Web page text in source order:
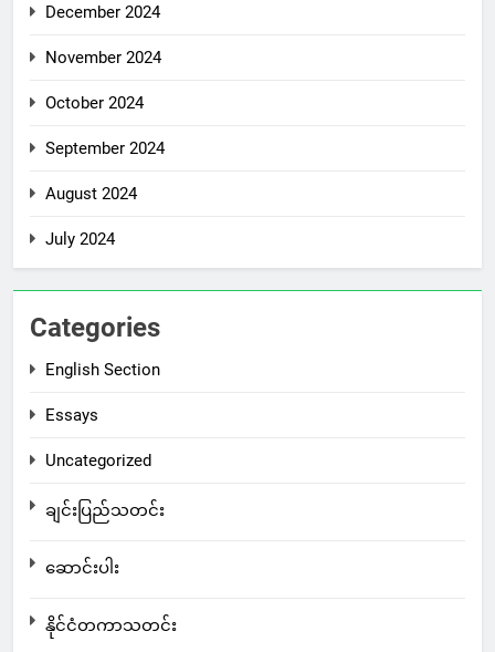
December 2024
November 2024
October 2024
September 2024
August 2024
July 2024
Categories
English Section
Essays
Uncategorized
ချင်းပြည်သတင်း
ဆောင်းပါး
နိုင်ငံတကာသတင်း